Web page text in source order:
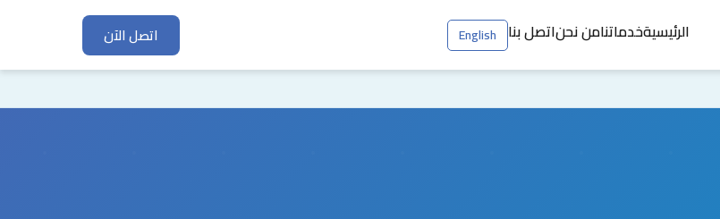
الرئيسيةخدماتنامن نحناتصل بنا English اتصل الآن